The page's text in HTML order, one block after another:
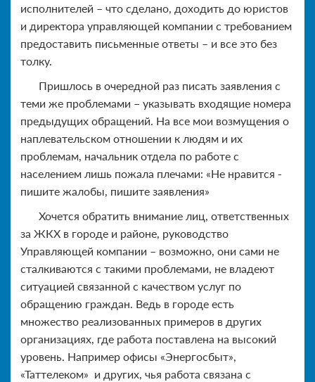
исполнителей – что сделано, доходить до юристов
и директора управляющей компании с требованием
предоставить письменные ответы – и все это без
толку.
Пришлось в очередной раз писать заявления с
теми же проблемами – указывать входящие номера
предыдущих обращений. На все мои возмущения о
наплевательском отношении к людям и их
проблемам, начальник отдела по работе с
населением лишь пожала плечами: «Не нравится -
пишите жалобы, пишите заявления»
Хочется обратить внимание лиц, ответственных
за ЖКХ в городе и районе, руководство
Управляющей компании – возможно, они сами не
сталкиваются с такими проблемами, не владеют
ситуацией связанной с качеством услуг по
обращению граждан. Ведь в городе есть
множество реализованных примеров в других
организациях, где работа поставлена на высокий
уровень. Например офисы «Энергосбыт»,
«Таттелеком» и других, чья работа связана с